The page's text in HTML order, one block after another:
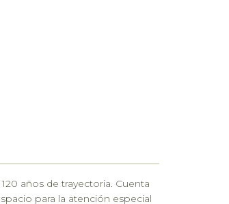
años de trayectoria. Cuenta
para la atención especial